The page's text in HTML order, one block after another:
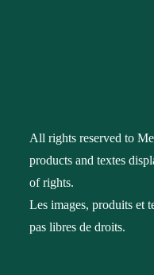
All rights reserved to
products and textes
of rights.
Les images, produits et
pas libres de droits.